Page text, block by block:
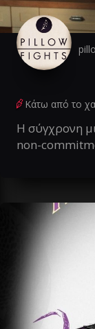
Κάτω από το
Η σύγχρονη
non-